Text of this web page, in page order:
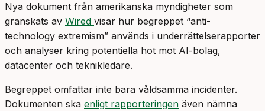
Nya dokument från amerikanska myndigheter som
granskats av Wired visar hur begreppet “anti-
technology extremism” används i underrättelserapporter
och analyser kring potentiella hot mot AI-bolag,
datacenter och teknikledare.
Begreppet omfattar inte bara våldsamma incidenter.
Dokumenten ska enligt rapporteringen även nämna